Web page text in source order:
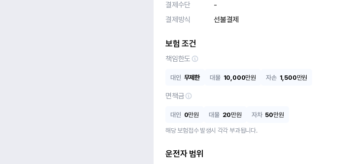
결제수단
-
결제방식
선불결제
보험 조건
책임한도
대인 무제한 대물 10,000만원 자손 1,500만원
면책금
대인 0만원 대물 20만원 자차 50만원
해당 보험접수 발생시 각각 부과됩니다.
운전자 범위